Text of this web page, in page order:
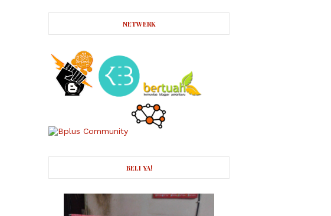
NETWERK
BELI YA!